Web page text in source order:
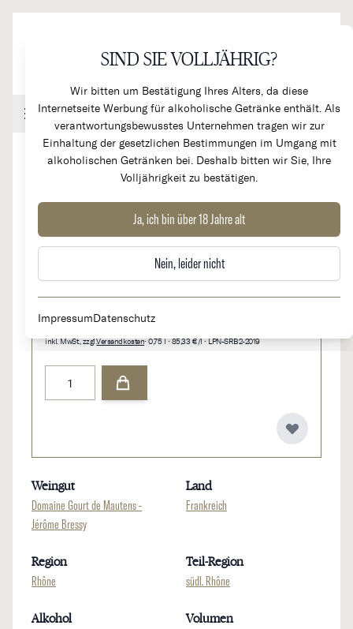
SIND SIE VOLLJÄHRIG?
Wir bitten um Bestätigung Ihres Alters, da diese
Internetseite Werbung für alkoholische Getränke enthält. Als
verantwortungsbewusstes Unternehmen tragen wir zur
Einhaltung der gesetzlichen Bestimmungen im Umgang mit
alkoholischen Getränken bei. Deshalb bitten wir Sie, Ihre
Volljährigkeit zu bestätigen.
Ja, ich bin über 18 Jahre alt
Nein, leider nicht
ImpressumDatenschutz
Handel & Gastronomie Kundenkonto Warenkorb
Gourt de Mautens rouge
64,00 €
inkl. MwSt., zzgl.Versandkosten• 0,75 l • 85,33 €/l • LPN-SRB2-2019
Weingut
Domaine Gourt de Mautens -
Jérôme Bressy
Land
Frankreich
Region
Rhône
Teil-Region
südl. Rhône
Alkohol Volumen